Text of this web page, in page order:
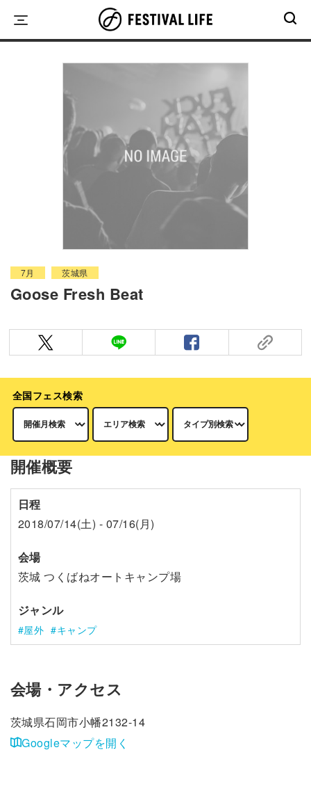
content
7月 茨城県
Goose Fresh Beat
全国フェス検索
開催概要
日程
2018/07/14(土) - 07/16(月)
会場
茨城 つくばねオートキャンプ場
ジャンル
屋外 キャンプ
会場・アクセス
茨城県石岡市小幡2132-14
Googleマップを開く